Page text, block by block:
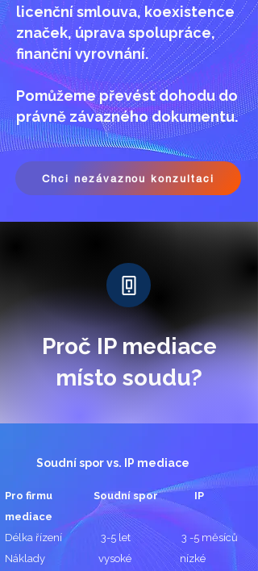
licenční smlouva, koexistence
značek, úprava spolupráce,
finanční vyrovnání.
Pomůžeme převést dohodu do
právně závazného dokumentu.
Chci nezávaznou konzultaci
Proč IP mediace
místo soudu?
Soudní spor vs. IP mediace
Pro firmu Soudní spor IP
mediace
Délka řízení 3-5 let 3 -5 měsíců
Náklady vysoké nízké